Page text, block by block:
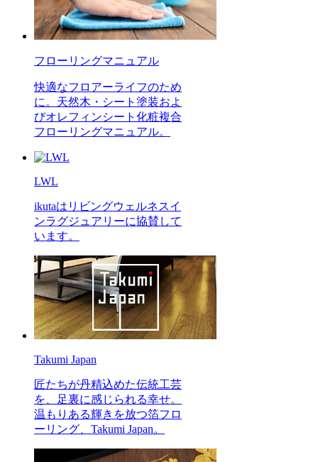
フローリングマニュアル
快適なフロアーライフのため
に。天然木・シート塗装およ
びオレフィンシート化粧複合
フローリングマニュアル。
LWL
ikutaはリビングウェルネスイ
ンラグジュアリーに協賛して
います。
Takumi Japan
匠たちが丹精込めた伝統工芸
を、足裏に感じられる幸せ。
温もりある輝きを放つ箔フロ
ーリング、Takumi Japan。